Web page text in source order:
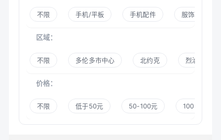
不限 手机/平板 手机配件 服饰鞋帽
区域：
不限 多伦多市中心 北约克 烈治文山
价格：
不限 低于50元 50-100元 100-300元